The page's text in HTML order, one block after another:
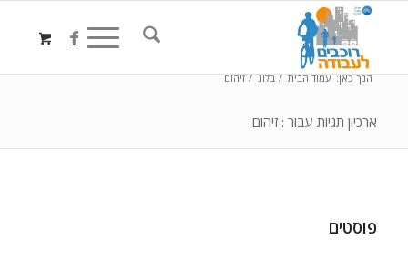
ארכיון תגיות עבור : זיהום
הנך כאן: עמוד הבית / בלוג / זיהום
פוסטים